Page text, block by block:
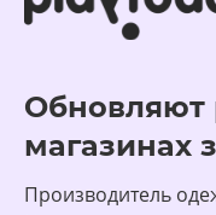
Обновляют
магазинах
Производитель